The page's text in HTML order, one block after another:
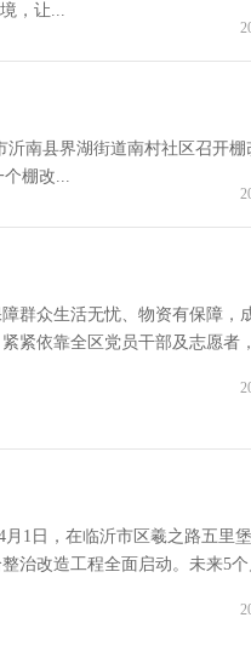
，让...
南县界湖街道南村社区召开
个棚改...
群众生活无忧、物资有保障，
紧依靠全区党员干部及志愿者
1日，在临沂市区羲之路五里
治改造工程全面启动。未来5